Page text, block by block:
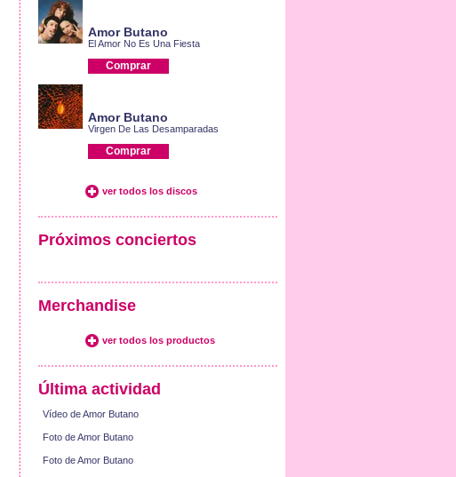
Amor Butano
El Amor No Es Una Fiesta
Comprar
Amor Butano
Virgen De Las Desamparadas
Comprar
ver todos los discos
Próximos conciertos
Merchandise
ver todos los productos
Última actividad
Vídeo de Amor Butano
Foto de Amor Butano
Foto de Amor Butano